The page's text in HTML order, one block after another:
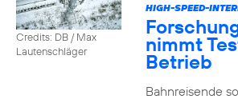
Credits: DB / Max
Lautenschläger
HIGH-SPEED-
nimmt
Betrieb
Bahnreisende